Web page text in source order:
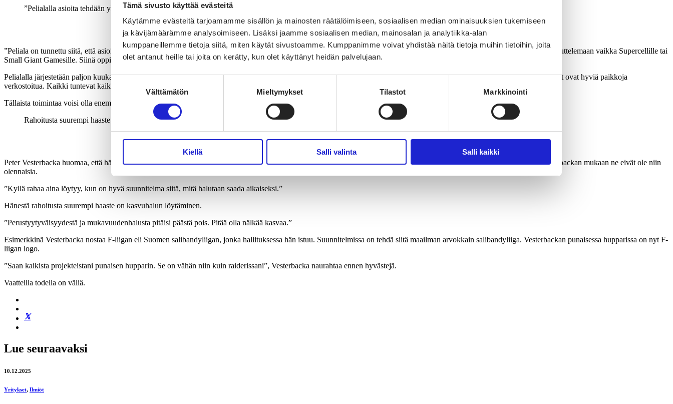
Tämä sivusto käyttää evästeitä
Käytämme evästeitä tarjoamamme sisällön ja mainosten räätälöimiseen, sosiaalisen median ominaisuuksien tukemiseen
ja kävijämäärämme analysoimiseen. Lisäksi jaamme sosiaalisen median, mainosalan ja analytiikka-alan
kumppaneillemme tietoja siitä, miten käytät sivustoamme. Kumppanimme voivat yhdistää näitä tietoja muihin tietoihin, joita
olet antanut heille tai joita on kerätty, kun olet käyttänyt heidän palvelujaan.
Suostumuksen
Välttämätön Mieltymykset Tilastot Markkinointi
Kiellä Salli valinta Salli kaikki
”Pelialalla asioita tehdään yhdessä, eikä toisia firmoja nähdä kilpailijoina.”
”Peliala on tunnettu siitä, että asioita tehdään yhdessä, eikä toisia firmoja nähdä kilpailijoina. Jos haluaa tietää, miten joku tekee markkinointia tai ratkoo gdpr-asioita, voi mennä juttelemaan vaikka Supercellille tai
Small Giant Gamesille. Siinä oppii nopeammin, kun voi pyytää jeesiä keneltä vain.
Pelialalla järjestetään paljon kuukausittaisia vapaamuotoisia kokoontumisia. Aktiivisin järjestäjä on Suomen IGDA (International Game Developers Association), jonka tilaisuudet ovat hyviä paikkoja
verkostoitua. Kaikki tuntevat kaikki.
Tällaista toimintaa voisi olla enemmän alalla kuin alalla.”
Rahoitusta suurempi haaste on kasvuhalun löytäminen.
”Pitää olla nälkää kasvaa.”
Peter Vesterbacka huomaa, että hänen pitäisi olla viiden minuutin päästä videopalaverissa Englantiin. Emme ehtineet keskustella vielä kasvun rahoituksen malleista, mutta Vesterbackan mukaan ne eivät ole niin
olennaisia.
”Kyllä rahaa aina löytyy, kun on hyvä suunnitelma siitä, mitä halutaan saada aikaiseksi.”
Hänestä rahoitusta suurempi haaste on kasvuhalun löytäminen.
”Perustyytyväisyydestä ja mukavuudenhalusta pitäisi päästä pois. Pitää olla nälkää kasvaa.”
Esimerkkinä Vesterbacka nostaa F-liigan eli Suomen salibandyliigan, jonka hallituksessa hän istuu. Suunnitelmissa on tehdä siitä maailman arvokkain salibandyliiga. Vesterbackan punaisessa hupparissa on nyt F-
liigan logo.
”Saan kaikista projekteistani punaisen hupparin. Se on vähän niin kuin raiderissani”, Vesterbacka naurahtaa ennen hyvästejä.
Vaatteilla todella on väliä.
Lue seuraavaksi
10.12.2025
Yritykset, Ilmiöt